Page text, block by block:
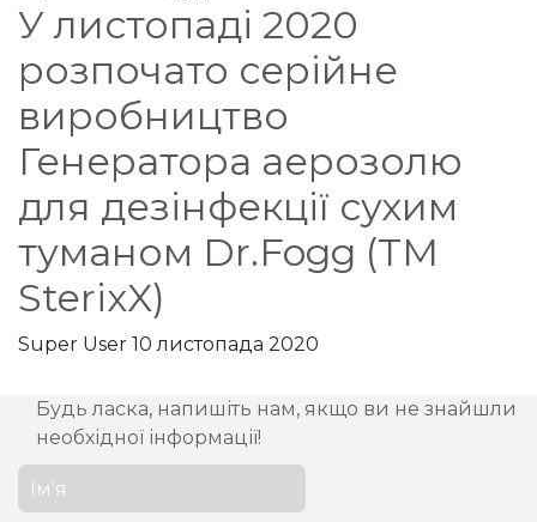
У листопаді 2020
розпочато серійне
виробництво
Генератора аерозолю
для дезінфекції сухим
туманом Dr.Fogg (TM
SterixX)
Super User 10 листопада 2020
Будь ласка, напишіть нам, якщо ви не знайшли
необхідної інформації!